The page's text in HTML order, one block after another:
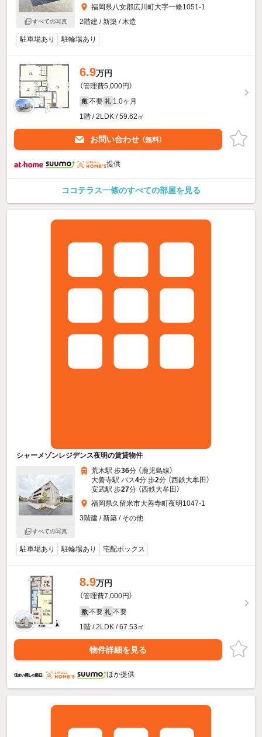
すべての写真
福岡県八女郡広川町大字一條1051-1
2階建 / 新築 / 木造
駐車場あり 駐輪場あり
6.9万円
（管理費5,000円）
敷 不要 礼 1.0ヶ月
1階 / 2LDK / 59.62㎡
お問い合わせ （無料）
提供
ココテラス一條のすべての部屋を見る
シャーメゾンレジデンス夜明の賃貸物件
すべての写真
荒木駅 歩36分 （鹿児島線）
大善寺駅 バス4分 歩2分 （西鉄大牟田）
安武駅 歩27分 （西鉄大牟田）
福岡県久留米市大善寺町夜明1047-1
3階建 / 新築 / その他
駐車場あり 駐輪場あり 宅配ボックス
8.9万円
（管理費7,000円）
敷 不要 礼 不要
1階 / 2LDK / 67.53㎡
物件詳細を見る
ほか提供